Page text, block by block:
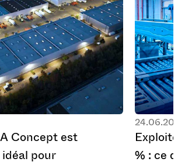
A Concept est
idéal pour
Exploite
% : ce q